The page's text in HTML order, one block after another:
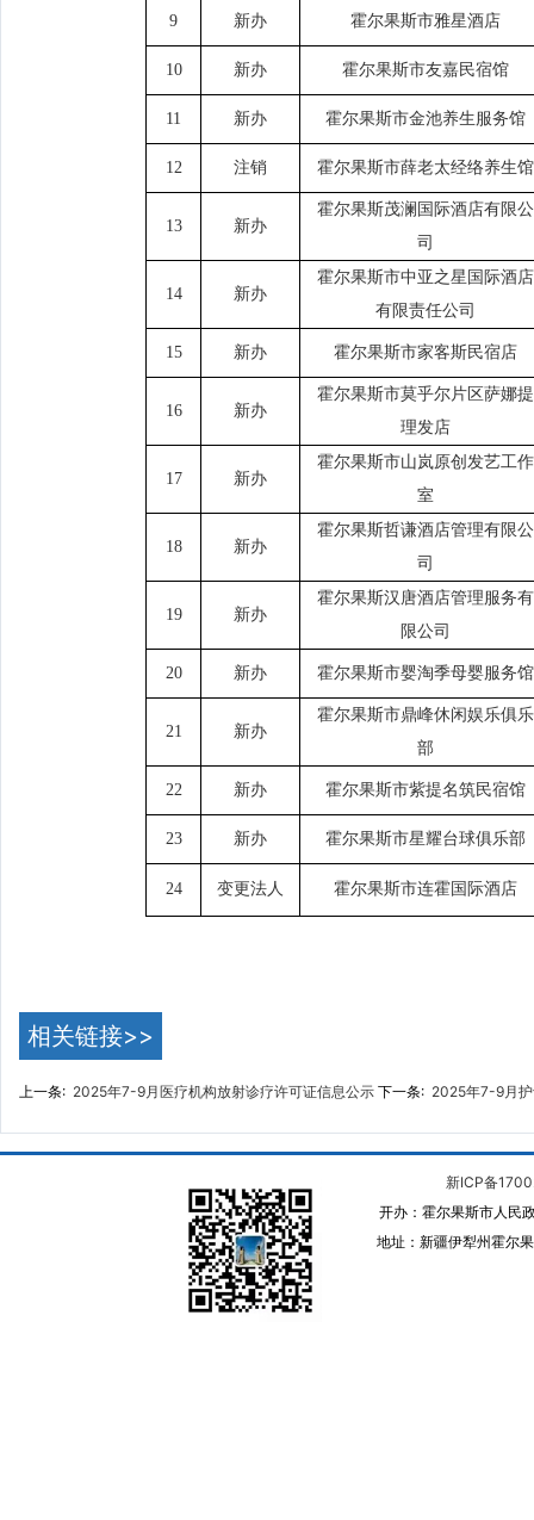
9 新办 霍尔果斯市雅星酒店
10 新办 霍尔果斯市友嘉民宿馆
11 新办 霍尔果斯市金池养生服务馆
12 注销 霍尔果斯市薛老太经络养生馆
13 新办
霍尔果斯茂澜国际酒店有限公
司
14 新办
霍尔果斯市中亚之星国际酒店
有限责任公司
15 新办 霍尔果斯市家客斯民宿店
16 新办
霍尔果斯市莫乎尔片区萨娜提
理发店
17 新办
霍尔果斯市山岚原创发艺工作
室
18 新办
霍尔果斯哲谦酒店管理有限公
司
19 新办
霍尔果斯汉唐酒店管理服务有
限公司
20 新办 霍尔果斯市婴淘季母婴服务馆
21 新办
霍尔果斯市鼎峰休闲娱乐俱乐
部
22 新办 霍尔果斯市紫提名筑民宿馆
23 新办 霍尔果斯市星耀台球俱乐部
24 变更法人 霍尔果斯市连霍国际酒店
相关链接>>
上一条: 2025年7-9月医疗机构放射诊疗许可证信息公示 下一条: 2025年7-9月
新ICP备
开办：霍尔果斯市人民
地址：新疆伊犁州霍